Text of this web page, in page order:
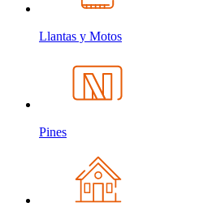
Llantas y Motos
Pines